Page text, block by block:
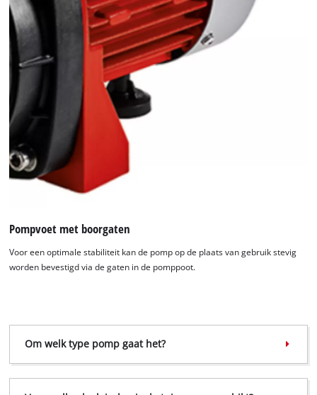
Pompvoet met boorgaten
Voor een optimale stabiliteit kan de pomp op de plaats van gebruik stevig
worden bevestigd via de gaten in de pomppoot.
Om welk type pomp gaat het?